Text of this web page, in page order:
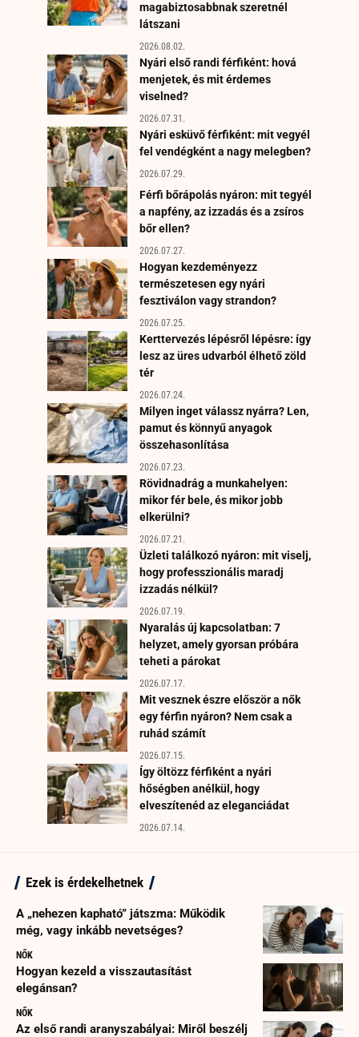
magabiztosabbnak szeretnél
látszani
2026.08.02.
Nyári első randi férfiként: hová
menjetek, és mit érdemes
viselned?
2026.07.31.
Nyári esküvő férfiként: mit vegyél
fel vendégként a nagy melegben?
2026.07.29.
Férfi bőrápolás nyáron: mit tegyél
a napfény, az izzadás és a zsíros
bőr ellen?
2026.07.27.
Hogyan kezdeményezz
természetesen egy nyári
fesztiválon vagy strandon?
2026.07.25.
Kerttervezés lépésről lépésre: így
lesz az üres udvarból élhető zöld
tér
2026.07.24.
Milyen inget válassz nyárra? Len,
pamut és könnyű anyagok
összehasonlítása
2026.07.23.
Rövidnadrág a munkahelyen:
mikor fér bele, és mikor jobb
elkerülni?
2026.07.21.
Üzleti találkozó nyáron: mit viselj,
hogy professzionális maradj
izzadás nélkül?
2026.07.19.
Nyaralás új kapcsolatban: 7
helyzet, amely gyorsan próbára
teheti a párokat
2026.07.17.
Mit vesznek észre először a nők
egy férfin nyáron? Nem csak a
ruhád számít
2026.07.15.
Így öltözz férfiként a nyári
hőségben anélkül, hogy
elveszítenéd az eleganciádat
2026.07.14.
Ezek is érdekelhetnek
A „nehezen kapható” játszma: Működik
még, vagy inkább nevetséges?
NŐK
Hogyan kezeld a visszautasítást
elegánsan?
NŐK
Az első randi aranyszabályai: Miről beszélj